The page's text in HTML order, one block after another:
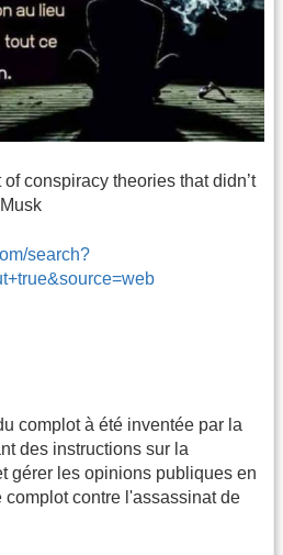
of conspiracy theories that didn’t
search?
complot à été inventée par la
des instructions sur la
gérer les opinions publiques en
contre l'assassinat de